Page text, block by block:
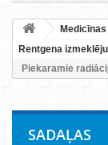
Rentgena
Piekaramie
SADAĻAS